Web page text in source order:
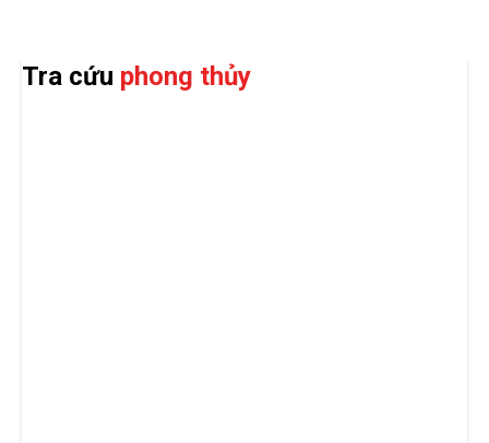
Tra cứu phong thủy